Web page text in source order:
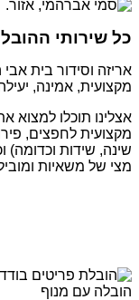
כל שירותי
אריזה וסידור בית
מקצועית, אמינה,
אצלינו תוכלו למצוא
מקצועית לחפצים,
שינה, שידות וכדומה)
מצי של משאיות
הובלה עם מנוף